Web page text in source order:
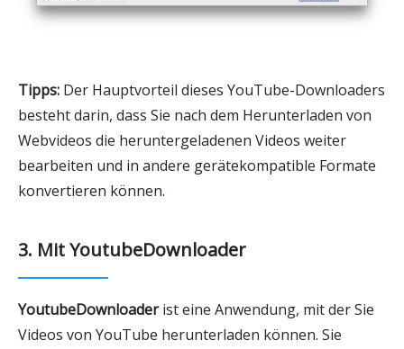
Tipps: Der Hauptvorteil dieses YouTube-Downloaders
besteht darin, dass Sie nach dem Herunterladen von
Webvideos die heruntergeladenen Videos weiter
bearbeiten und in andere gerätekompatible Formate
konvertieren können.
3. Mit YoutubeDownloader
YoutubeDownloaderist eine Anwendung, mit der Sie
Videos von YouTube herunterladen können. Sie